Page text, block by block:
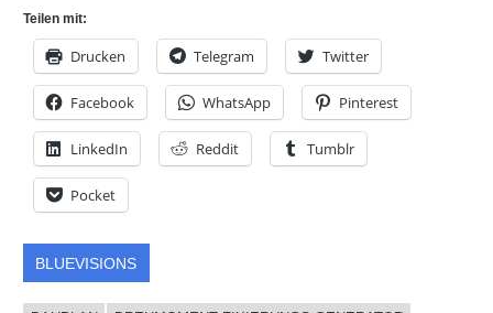
Teilen mit:
Drucken Telegram Twitter
Facebook WhatsApp Pinterest
LinkedIn Reddit Tumblr
Pocket
BLUEVISIONS